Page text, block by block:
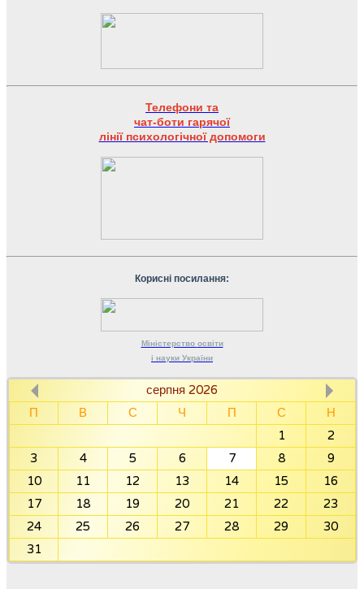
Телефони та
чат-боти гарячої
лінії психологічної допомоги
Корисні посилання:
Міністерство освіти
і науки України
серпня 2026
П
В С Ч П С
Н
1
2
3
4 5 6 7 8
9
10
11 12 13 14 15
16
17
18 19 20 21 22
23
24
25 26 27 28 29
30
31